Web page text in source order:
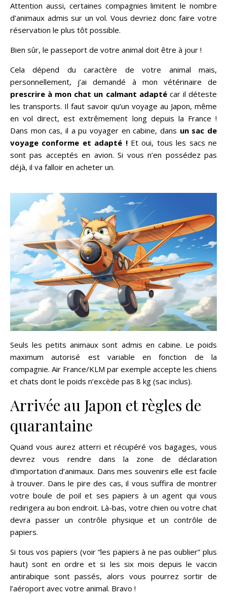
Attention aussi, certaines compagnies limitent le nombre
d’animaux admis sur un vol. Vous devriez donc faire votre
réservation le plus tôt possible.
Bien sûr, le passeport de votre animal doit être à jour !
Cela dépend du caractère de votre animal mais,
personnellement, j’ai demandé à mon vétérinaire de
prescrire à mon chat un calmant adaptécar il déteste
les transports. Il faut savoir qu’un voyage au Japon, même
en vol direct, est extrêmement long depuis la France !
Dans mon cas, il a pu voyager en cabine, dans un sac de
voyage conforme et adapté ! Et oui, tous les sacs ne
sont pas acceptés en avion. Si vous n’en possédez pas
déjà, il va falloir en acheter un.
Seuls les petits animaux sont admis en cabine. Le poids
maximum autorisé est variable en fonction de la
compagnie. Air France/KLM par exemple accepte les chiens
et chats dont le poids n’excède pas 8 kg (sac inclus).
Arrivée au Japon et règles de
quarantaine
Quand vous aurez atterri et récupéré vos bagages, vous
devrez vous rendre dans la zone de déclaration
d’importation d’animaux. Dans mes souvenirs elle est facile
à trouver. Dans le pire des cas, il vous suffira de montrer
votre boule de poil et ses papiers à un agent qui vous
redirigera au bon endroit. Là-bas, votre chien ou votre chat
devra passer un contrôle physique et un contrôle de
papiers.
Si tous vos papiers (voir “les papiers à ne pas oublier” plus
haut) sont en ordre et si les six mois depuis le vaccin
antirabique sont passés, alors vous pourrez sortir de
l’aéroport avec votre animal. Bravo !